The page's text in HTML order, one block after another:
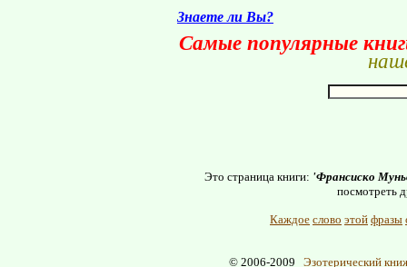
Знаете ли Вы?
Самые популярные
Это страница книги: 'Франсиско
посмотреть
Каждое слово этой фразы
© 2006-2009 Эзотерический